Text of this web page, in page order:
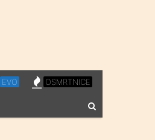
EVO
EVO OSMRTNICE
OSMRTNICE